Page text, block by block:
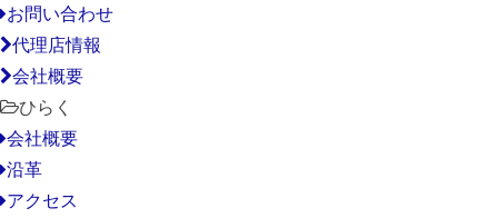
お問い合わせ
代理店情報
会社概要
ひらく
会社概要
沿革
アクセス